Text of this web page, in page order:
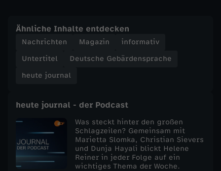
e
j
o
u
n
Ähnliche Inhalte entdecken
Nachrichten Magazin
informativ
Untertitel
Deutsche Gebärdensprache
heute journal
heute journal - der Podcast
Was steckt hinter den großen
Schlagzeilen? Gemeinsam mit
Marietta Slomka, Christian Sievers
und Dunja Hayali blickt Helene
Reiner in jeder Folge auf ein
wichtiges Thema der Woche.